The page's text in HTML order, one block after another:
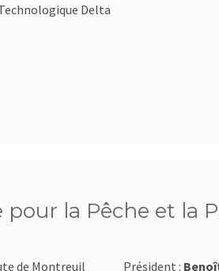
Delta
pour la Pêche et la
de Montreuil Président :